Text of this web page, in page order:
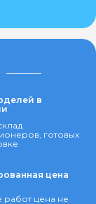
в
готовых
цена
работ цена не